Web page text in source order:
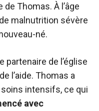
de Thomas. À l’âge
malnutrition sévère
né.
partenaire de l’église
l’aide. Thomas a
intensifs, ce qui
avec